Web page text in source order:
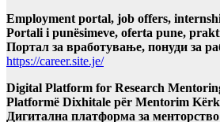
Employment portal, job offers,
Portali i punësimeve, oferta pune,
Портал за вработување, понуди за
https://career.site.je/
Digital Platform for Research
Platformë Dixhitale për Mentorim
Дигитална платформа за